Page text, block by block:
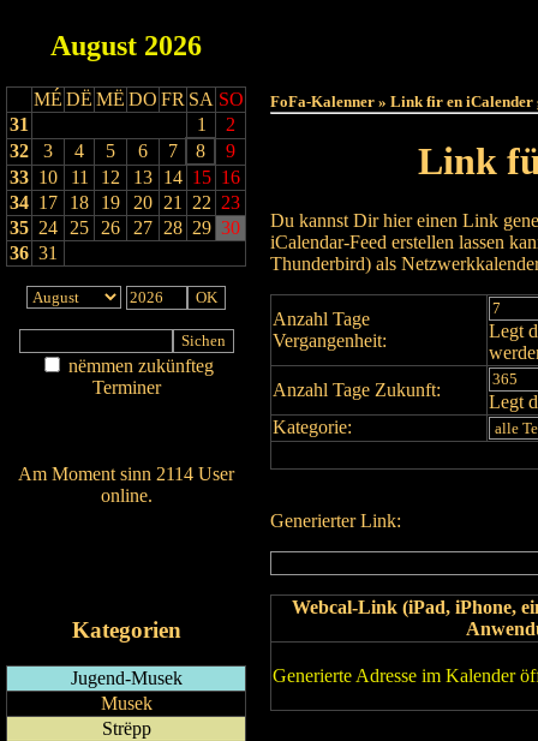
August 2026
MÉ DË MË DO FR SA SO
31
1
2
32
3 4 5 6 7 8
9
33 10 11 12 13 14 15 16
34 17 18 19 20 21 22 23
35 24 25 26 27 28 29 30
36 31
nëmmen zukünfteg
Terminer
Am Moment sinn 2114 User
online.
Kategorien
Jugend-Musek
Musek
Strëpp
FoFa-Kalenner » Link fir en iCalender
Link
Du kannst Dir hier einen Link
iCalendar-Feed erstellen lassen
Thunderbird) als
Anzahl Tage
Vergangenheit:
Legt
Anzahl Tage Zukunft:
Legt
Kategorie:
Generierter Link:
Webcal-Link (iPad, iPhone,
Generierte Adresse im Kalender